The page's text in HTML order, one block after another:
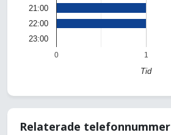
0 1
21:00
22:00
23:00
Tid
Relaterade telefonnummer